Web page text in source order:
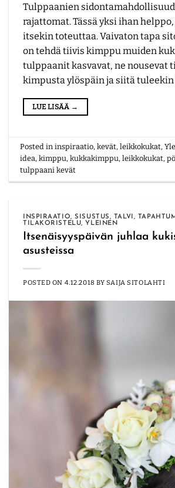
Tulppaanien
rajattomat. Tässä yksi ihan
itsekin toteuttaa. Vaivaton tapa
on tehdä tiivis kimppu muiden
tulppaanit kasvavat, ne nousevat
kimpusta ylöspäin ja siitä
LUE LISÄÄ →
Posted ininspiraatio,kevät,leikkokukat,
idea,kimppu,kukkakimppu,leikkokukat,
tulppaani kevät
INSPIRAATIO,SISUSTUS, TALVI ,
TILAKORISTELU, YLEINEN
Itsenäisyyspäivän juhlaa
asusteissa
POSTED ON 4.12.2018 BY SAIJA SITOLAHTI